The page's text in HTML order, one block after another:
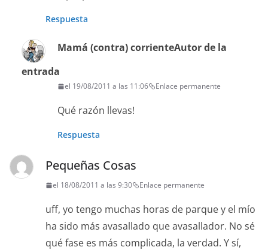
Respuesta
Mamá (contra) corrienteAutor de la
entrada
el 19/08/2011 a las 11:06 Enlace permanente
Qué razón llevas!
Respuesta
Pequeñas Cosas
el 18/08/2011 a las 9:30 Enlace permanente
uff, yo tengo muchas horas de parque y el mío
ha sido más avasallado que avasallador. No sé
qué fase es más complicada, la verdad. Y sí,